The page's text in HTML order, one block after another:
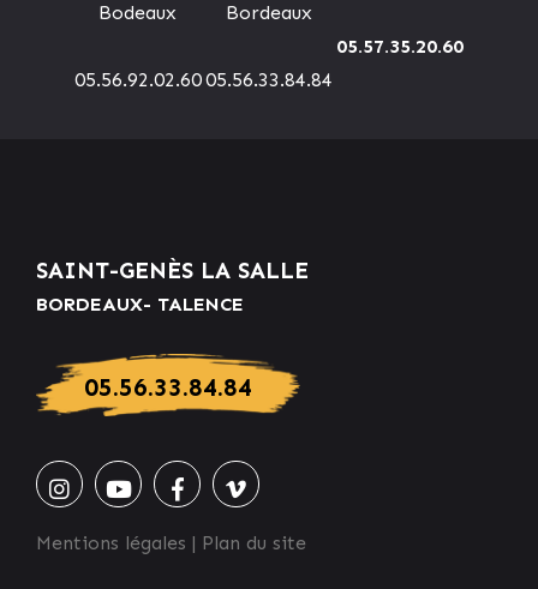
Bodeaux
05.56.92.02.60
Bordeaux
05.56.33.84.84
05.57.35.20.60
SAINT-GENÈS LA SALLE
BORDEAUX- TALENCE
05.56.33.84.84
Mentions légales | Plan du site